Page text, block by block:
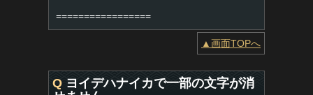
=================
▲画面TOPへ
Q ヨイデハナイカで一部の文字が消